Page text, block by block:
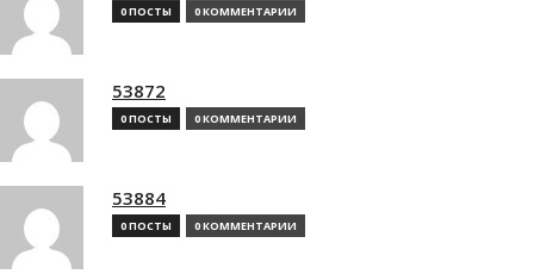
0 ПОСТЫ 0 КОММЕНТАРИИ
53872
0 ПОСТЫ 0 КОММЕНТАРИИ
53884
0 ПОСТЫ 0 КОММЕНТАРИИ